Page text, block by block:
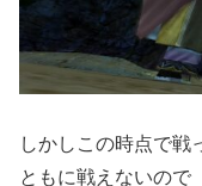
しかしこの時点で戦
ともに戦えないので